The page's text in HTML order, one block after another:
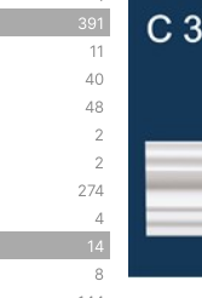
391
11
40
48
2
2
274
4
14
8